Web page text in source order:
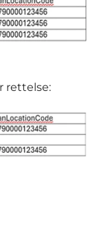
rettelse: